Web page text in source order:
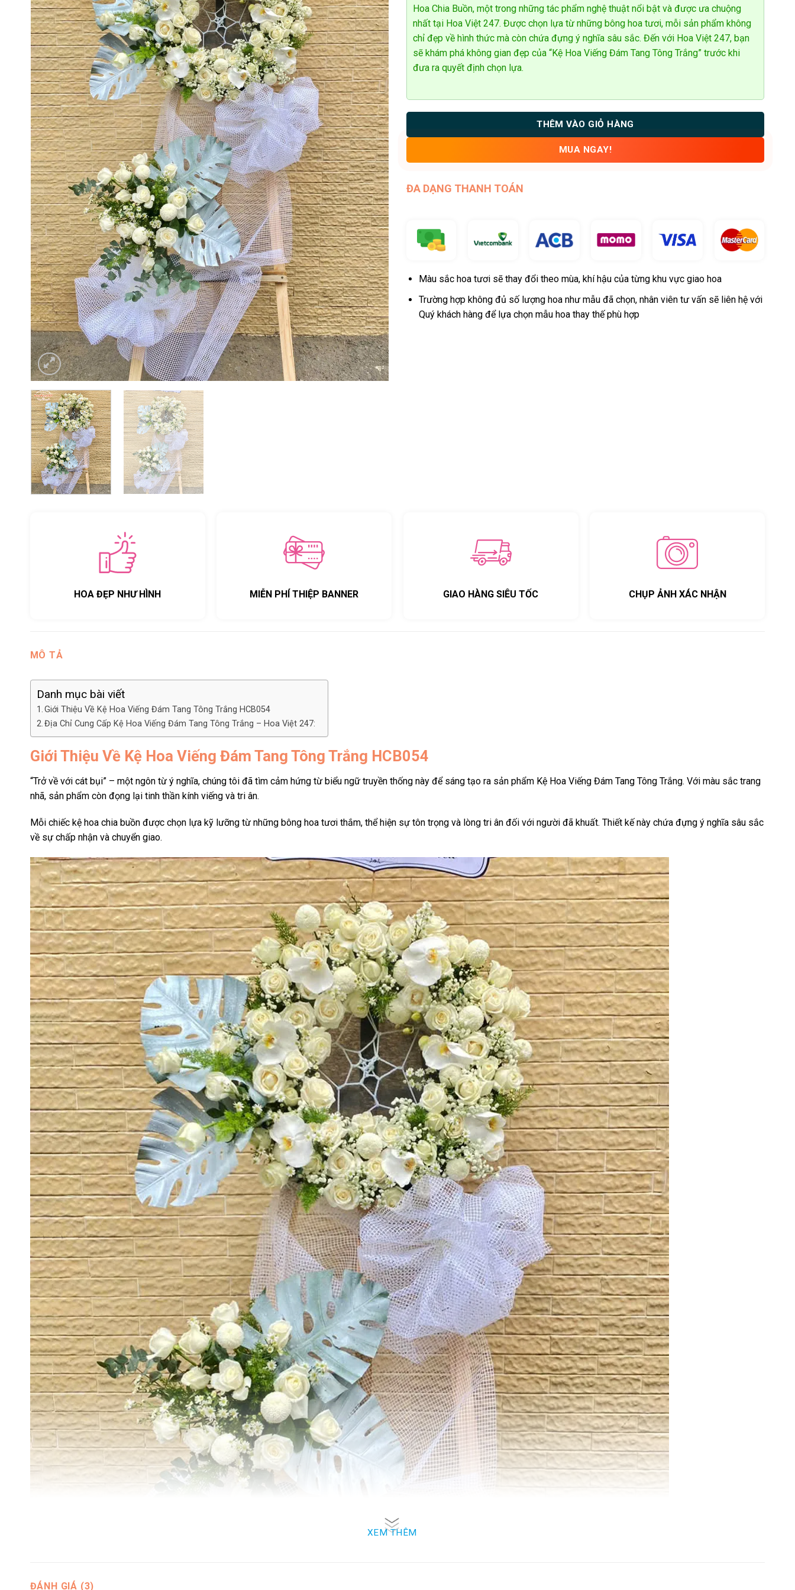
Hoa Chia Buồn, một trong những tác phẩm nghệ thuật nổi bật và được ưa chuộng
nhất tại Hoa Việt 247. Được chọn lựa từ những bông hoa tươi, mỗi sản phẩm không
chỉ đẹp về hình thức mà còn chứa đựng ý nghĩa sâu sắc. Đến với Hoa Việt 247, bạn
sẽ khám phá không gian đẹp của “Kệ Hoa Viếng Đám Tang Tông Trắng” trước khi
đưa ra quyết định chọn lựa.
THÊM VÀO GIỎ HÀNG
MUA NGAY!
ĐA DẠNG THANH TOÁN
Màu sắc hoa tươi sẽ thay đổi theo mùa, khí hậu của từng khu vực giao hoa
Trường hợp không đủ số lượng hoa như mẫu đã chọn, nhân viên tư vấn sẽ liên hệ với
Quý khách hàng để lựa chọn mẫu hoa thay thế phù hợp
HOA ĐẸP NHƯ HÌNH MIỄN PHÍ THIỆP BANNER GIAO HÀNG SIÊU TỐC CHỤP ẢNH XÁC NHẬN
MÔ TẢ
Danh mục bài viết
Giới Thiệu Về Kệ Hoa Viếng Đám Tang Tông Trắng HCB054
Địa Chỉ Cung Cấp Kệ Hoa Viếng Đám Tang Tông Trắng – Hoa Việt 247:
Giới Thiệu Về Kệ Hoa Viếng Đám Tang Tông Trắng HCB054
“Trở về với cát bụi” – một ngôn từ ý nghĩa, chúng tôi đã tìm cảm hứng từ biểu ngữ truyền thống này để sáng tạo ra sản phẩm Kệ Hoa Viếng Đám Tang Tông Trắng. Với màu sắc trang
nhã, sản phẩm còn đọng lại tinh thần kính viếng và tri ân.
Mỗi chiếc kệ hoa chia buồn được chọn lựa kỹ lưỡng từ những bông hoa tươi thắm, thể hiện sự tôn trọng và lòng tri ân đối với người đã khuất. Thiết kế này chứa đựng ý nghĩa sâu sắc
về sự chấp nhận và chuyển giao.
XEM THÊM
ĐÁNH GIÁ (3)